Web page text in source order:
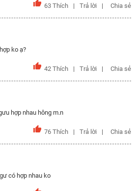
63 Thích Trả lời Chia sẻ
ko ạ?
42 Thích Trả lời Chia sẻ
hợp nhau hông m.n
76 Thích Trả lời Chia sẻ
có hợp nhau ko